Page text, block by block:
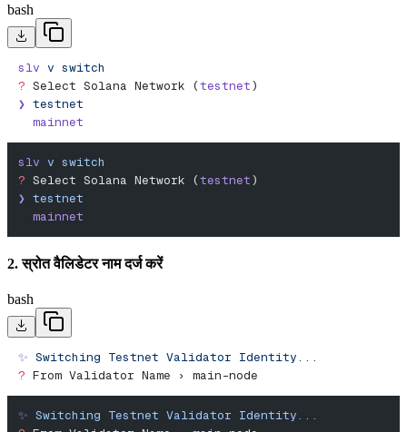
bash
slv v switch
? Select Solana Network (testnet)
❯ testnet
  mainnet
slv v switch
? Select Solana Network (testnet)
❯ testnet
  mainnet
2. स्रोत वैलिडेटर नाम दर्ज करें
bash
✨ Switching Testnet Validator Identity...
? From Validator Name › main-node
✨ Switching Testnet Validator Identity...